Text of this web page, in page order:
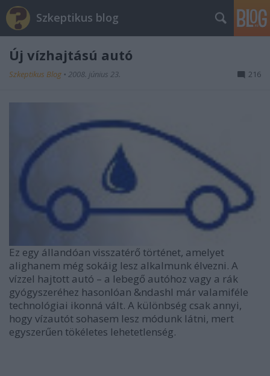
Szkeptikus blog
Új vízhajtású autó
Szkeptikus Blog • 2008. június 23. 216
Ez egy állandóan visszatérő történet, amelyet
alighanem még sokáig lesz alkalmunk élvezni. A
vízzel hajtott autó – a lebegő autóhoz vagy a rák
gyógyszeréhez hasonlóan &ndashl már valamiféle
technológiai ikonná vált. A különbség csak annyi,
hogy vízautót sohasem lesz módunk látni, mert
egyszerűen tökéletes lehetetlenség.